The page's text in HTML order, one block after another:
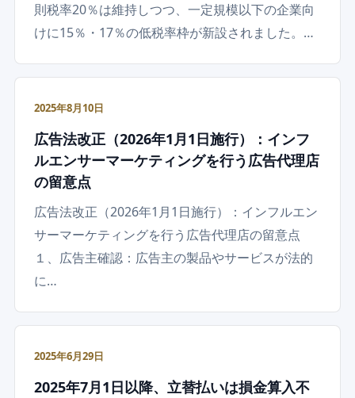
則税率20％は維持しつつ、一定規模以下の企業向
けに15％・17％の低税率枠が新設されました。…
2025年8月10日
広告法改正（2026年1月1日施行）：インフ
ルエンサーマーケティングを行う広告代理店
の留意点
広告法改正（2026年1月1日施行）：インフルエン
サーマーケティングを行う広告代理店の留意点
１、広告主確認：広告主の製品やサービスが法的
に…
2025年6月29日
2025年7月1日以降、立替払いは損金算入不